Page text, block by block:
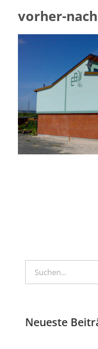
vorher-
Suche
nach:
Neueste